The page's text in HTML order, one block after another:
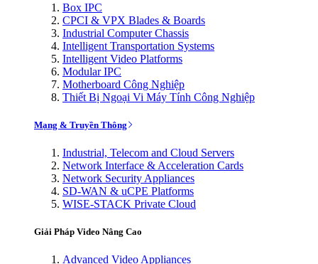
Box IPC
CPCI & VPX Blades & Boards
Industrial Computer Chassis
Intelligent Transportation Systems
Intelligent Video Platforms
Modular IPC
Motherboard Công Nghiệp
Thiết Bị Ngoại Vi Máy Tính Công Nghiệp
Mạng & Truyền Thông
Industrial, Telecom and Cloud Servers
Network Interface & Acceleration Cards
Network Security Appliances
SD-WAN & uCPE Platforms
WISE-STACK Private Cloud
Giải Pháp Video Nâng Cao
Advanced Video Appliances